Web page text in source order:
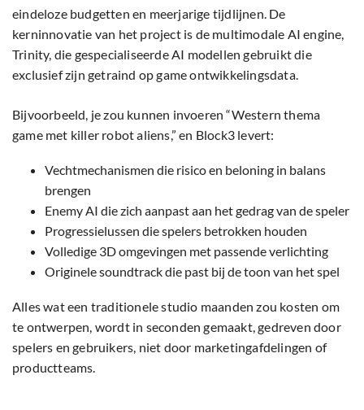
eindeloze budgetten en meerjarige tijdlijnen. De
kerninnovatie van het project is de multimodale AI engine,
Trinity, die gespecialiseerde AI modellen gebruikt die
exclusief zijn getraind op game ontwikkelingsdata.
Bijvoorbeeld, je zou kunnen invoeren “Western thema
game met killer robot aliens,” en Block3 levert:
Vechtmechanismen die risico en beloning in balans
brengen
Enemy AI die zich aanpast aan het gedrag van de speler
Progressielussen die spelers betrokken houden
Volledige 3D omgevingen met passende verlichting
Originele soundtrack die past bij de toon van het spel
Alles wat een traditionele studio maanden zou kosten om
te ontwerpen, wordt in seconden gemaakt, gedreven door
spelers en gebruikers, niet door marketingafdelingen of
productteams.